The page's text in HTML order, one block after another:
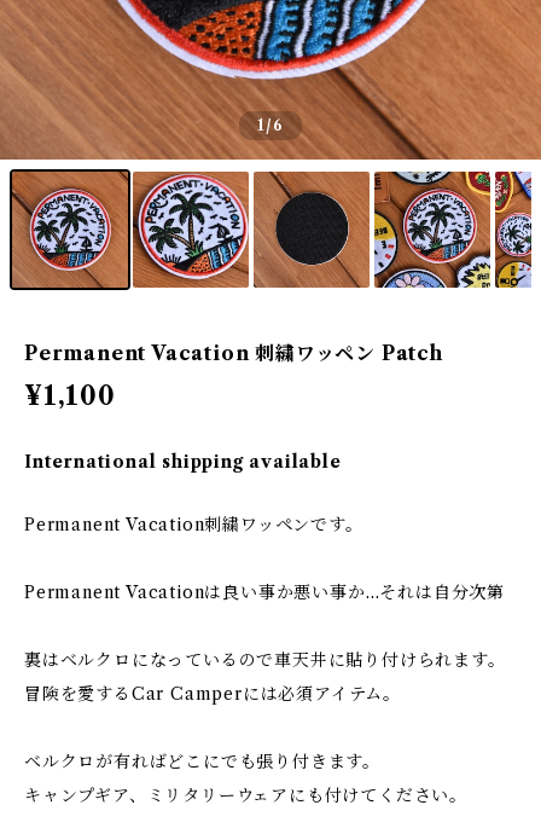
1/6
Permanent Vacation 刺繍ワッペン Patch
¥1,100
International shipping available
Permanent Vacation刺繍ワッペンです。
Permanent Vacationは良い事か悪い事か…それは自分次第
裏はベルクロになっているので車天井に貼り付けられます。
冒険を愛するCar Camperには必須アイテム。
ベルクロが有ればどこにでも張り付きます。
キャンプギア、ミリタリーウェアにも付けてください。